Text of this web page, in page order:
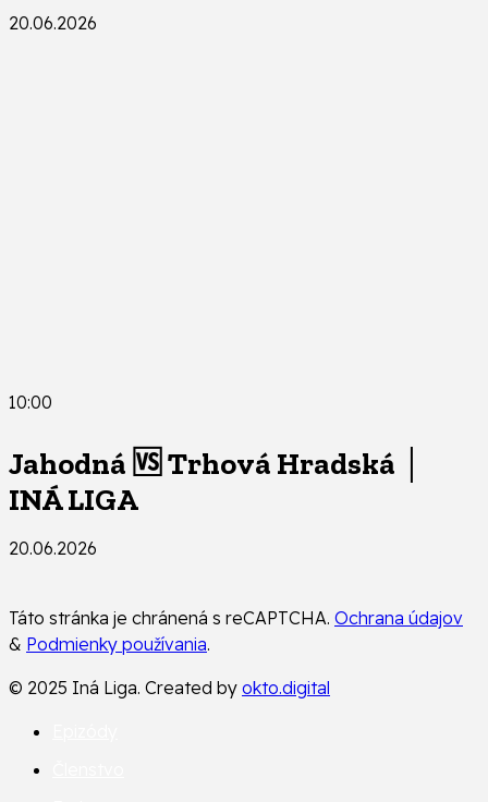
20.06.2026
10:00
Jahodná 🆚 Trhová Hradská │
INÁ LIGA
20.06.2026
Táto stránka je chránená s reCAPTCHA. Ochrana údajov
& Podmienky používania.
© 2025 Iná Liga. Created by okto.digital